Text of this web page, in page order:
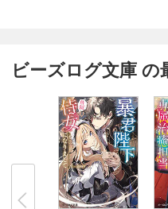
ビーズログ文庫 の